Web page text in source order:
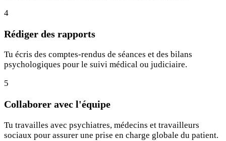
4
Rédiger des rapports
Tu écris des comptes-rendus de séances et des bilans
psychologiques pour le suivi médical ou judiciaire.
5
Collaborer avec l'équipe
Tu travailles avec psychiatres, médecins et travailleurs
sociaux pour assurer une prise en charge globale du patient.